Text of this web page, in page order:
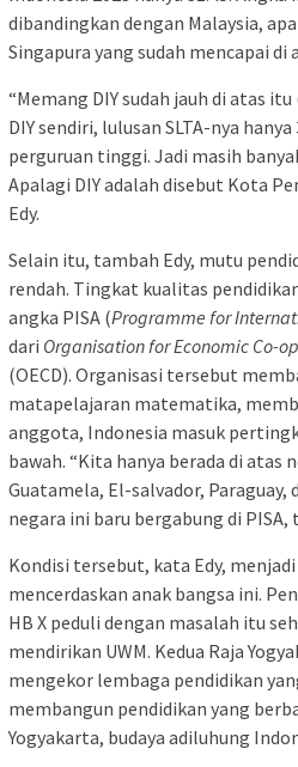
dibandingkan dengan Malaysia,
Singapura yang sudah mencapai di
“Memang DIY sudah jauh di atas
DIY sendiri, lulusan SLTA-nya
perguruan tinggi. Jadi masih
Apalagi DIY adalah disebut Kota
Edy.
Selain itu, tambah Edy, mutu
rendah. Tingkat kualitas
angka PISA (Programme for
dari Organisation for Economic Co-
(OECD). Organisasi tersebut
matapelajaran matematika,
anggota, Indonesia masuk
bawah. “Kita hanya berada di atas
Guatamela, El-salvador, Paraguay,
negara ini baru bergabung di PISA,
Kondisi tersebut, kata Edy,
mencerdaskan anak bangsa ini.
HB X peduli dengan masalah itu
mendirikan UWM. Kedua Raja
mengekor lembaga pendidikan
membangun pendidikan yang
Yogyakarta, budaya adiluhung